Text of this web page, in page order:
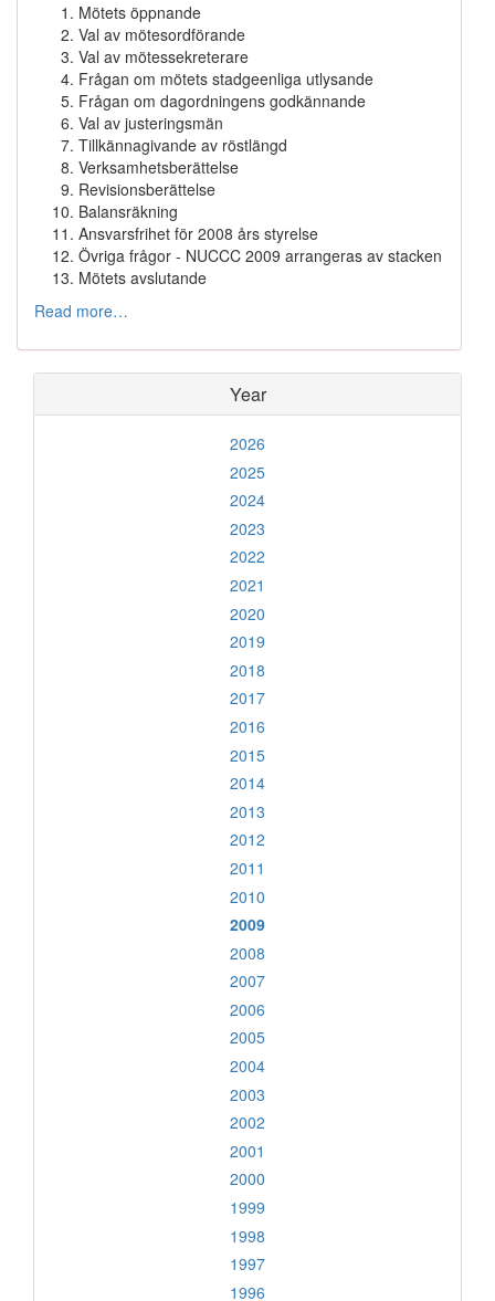
Mötets öppnande
Val av mötesordförande
Val av mötessekreterare
Frågan om mötets stadgeenliga utlysande
Frågan om dagordningens godkännande
Val av justeringsmän
Tillkännagivande av röstlängd
Verksamhetsberättelse
Revisionsberättelse
Balansräkning
Ansvarsfrihet för 2008 års styrelse
Övriga frågor - NUCCC 2009 arrangeras av stacken
Mötets avslutande
Read more…
Year
2026
2025
2024
2023
2022
2021
2020
2019
2018
2017
2016
2015
2014
2013
2012
2011
2010
2009
2008
2007
2006
2005
2004
2003
2002
2001
2000
1999
1998
1997
1996